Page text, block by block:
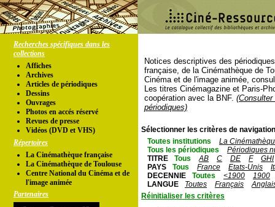
Recherches spécifiques dans les
collections
Affiches
Archives
Articles de périodiques
Dessins
Ouvrages
Photos en accés réservé
Revues de presse
Vidéos (DVD et VHS)
Répertoires
La Cinémathèque française
La Cinémathèque de Toulouse
Centre National du Cinéma et de
l'image animée
Partenaires
Notices descriptives des
française, de la Cinémathèque de
Cinéma et de l'image animée,
Les titres Cinémagazine et Paris-
coopération avec la BNF.
périodiques)
Sélectionner les critères de
Toutes institutions
La
Tous les périodiques
Périodiques
TITRE
Tous AB C DE F
GHI
PAYS
Tous France Etats-Unis
DECENNIE
Toutes <1900
1900
LANGUE
Toutes Français
Réinitialiser les critères